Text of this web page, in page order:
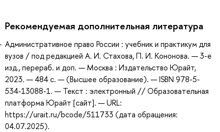
Рекомендуемая дополнительная литература
Административное право России : учебник и практикум для
вузов / под редакцией А. И. Стахова, П. И. Кононова. — 3-е
изд., перераб. и доп. — Москва : Издательство Юрайт,
2023. — 484 с. — (Высшее образование). — ISBN 978-5-
534-13088-1. — Текст : электронный // Образовательная
платформа Юрайт [сайт]. — URL:
https://urait.ru/bcode/511733 (дата обращения:
04.07.2025).